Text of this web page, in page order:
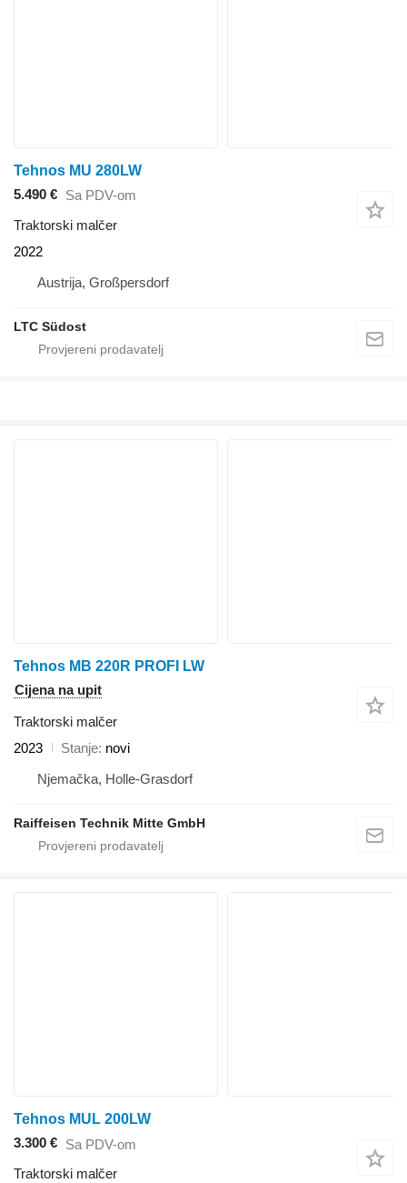
Tehnos MU 280LW
5.490 € Sa PDV-om
Traktorski malčer
2022
Austrija, Großpersdorf
LTC Südost
Tehnos MB 220R PROFI LW
Cijena na upit
Traktorski malčer
2023
Stanje novi
Njemačka, Holle-Grasdorf
Raiffeisen Technik Mitte GmbH
Tehnos MUL 200LW
3.300 € Sa PDV-om
Traktorski malčer